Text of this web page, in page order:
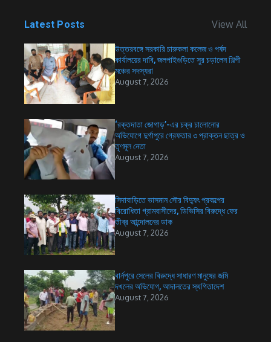
Latest Posts View All
উত্তরবঙ্গে সরকারি চারুকলা কলেজ ও পর্ষদ
কার্যালয়ের দাবি, জলপাইগুড়িতে সুর চড়ালেন শিল্পী
মঞ্চের সদস্যরা
August 7, 2026
‘রক্তদাতা জোগাড়’-এর চক্র চালোনোর
অভিযোগে দুর্গাপুরে গ্রেফতার ৩ প্রাক্তন ছাত্র ও
তৃণমূল নেতা
August 7, 2026
সিদাবাড়িতে ভাসমান সৌর বিদ্যুৎ প্রকল্পের
বিরোধিতা গ্রামবাসীদের, ডিভিসির বিরুদ্ধে ফের
তীব্র আন্দোলনের ডাক
August 7, 2026
বার্নপুরে সেলের বিরুদ্ধে সাধারণ মানুষের জমি
দখলের অভিযোগ, আদালতের স্থগিতাদেশ
August 7, 2026